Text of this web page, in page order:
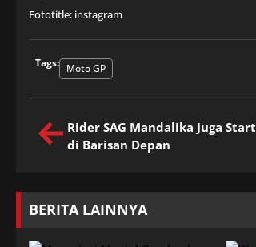
Fototitle: instagram
Tags: Moto GP
Rider SAG Mandalika Juga Start
di Barisan Depan
BERITA LAINNYA